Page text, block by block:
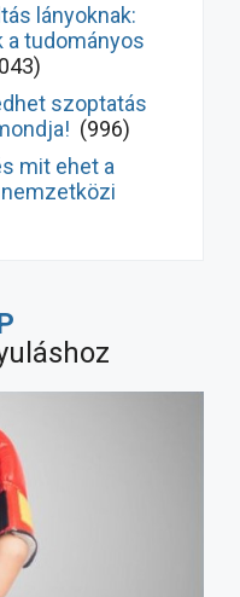
lányoknak:
a tudományos
szoptatás
(996)
mit ehet a
nemzetközi
Ezek a legújabb
bizonyított
(5051)
meg a